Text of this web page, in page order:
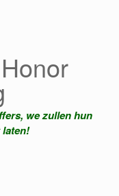
we zullen hun